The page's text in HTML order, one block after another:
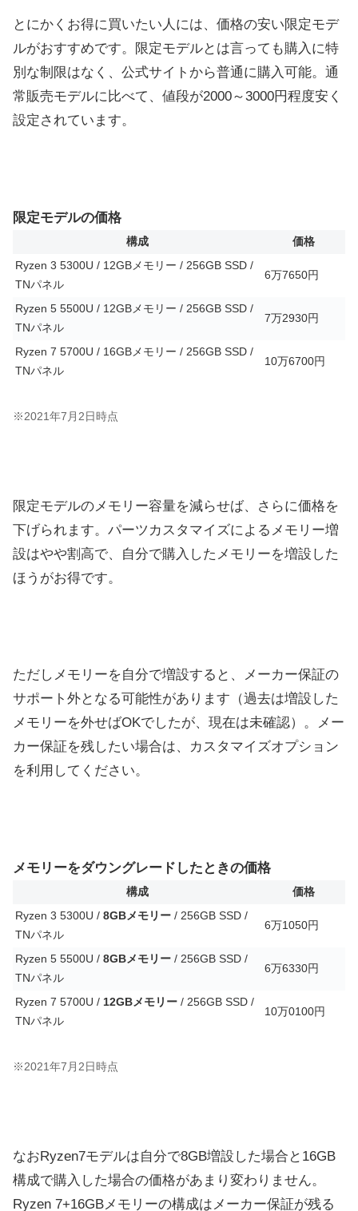
とにかくお得に買いたい人には、価格の安い限定モデ
ルがおすすめです。限定モデルとは言っても購入に特
別な制限はなく、公式サイトから普通に購入可能。通
常販売モデルに比べて、値段が2000～3000円程度安く
設定されています。
限定モデルの価格
構成
価格
Ryzen 3 5300U / 12GBメモリー / 256GB SSD /
TNパネル
6万7650円
Ryzen 5 5500U / 12GBメモリー / 256GB SSD /
TNパネル
7万2930円
Ryzen 7 5700U / 16GBメモリー / 256GB SSD /
TNパネル
10万6700円
※2021年7月2日時点
限定モデルのメモリー容量を減らせば、さらに価格を
下げられます。パーツカスタマイズによるメモリー増
設はやや割高で、自分で購入したメモリーを増設した
ほうがお得です。
ただしメモリーを自分で増設すると、メーカー保証の
サポート外となる可能性があります（過去は増設した
メモリーを外せばOKでしたが、現在は未確認）。メー
カー保証を残したい場合は、カスタマイズオプション
を利用してください。
メモリーをダウングレードしたときの価格
構成
価格
Ryzen 3 5300U / 8GBメモリー / 256GB SSD /
TNパネル
6万1050円
Ryzen 5 5500U / 8GBメモリー / 256GB SSD /
TNパネル
6万6330円
Ryzen 7 5700U / 12GBメモリー / 256GB SSD /
TNパネル
10万0100円
※2021年7月2日時点
なおRyzen7モデルは自分で8GB増設した場合と16GB
構成で購入した場合の価格があまり変わりません。
Ryzen 7+16GBメモリーの構成はメーカー保証が残る